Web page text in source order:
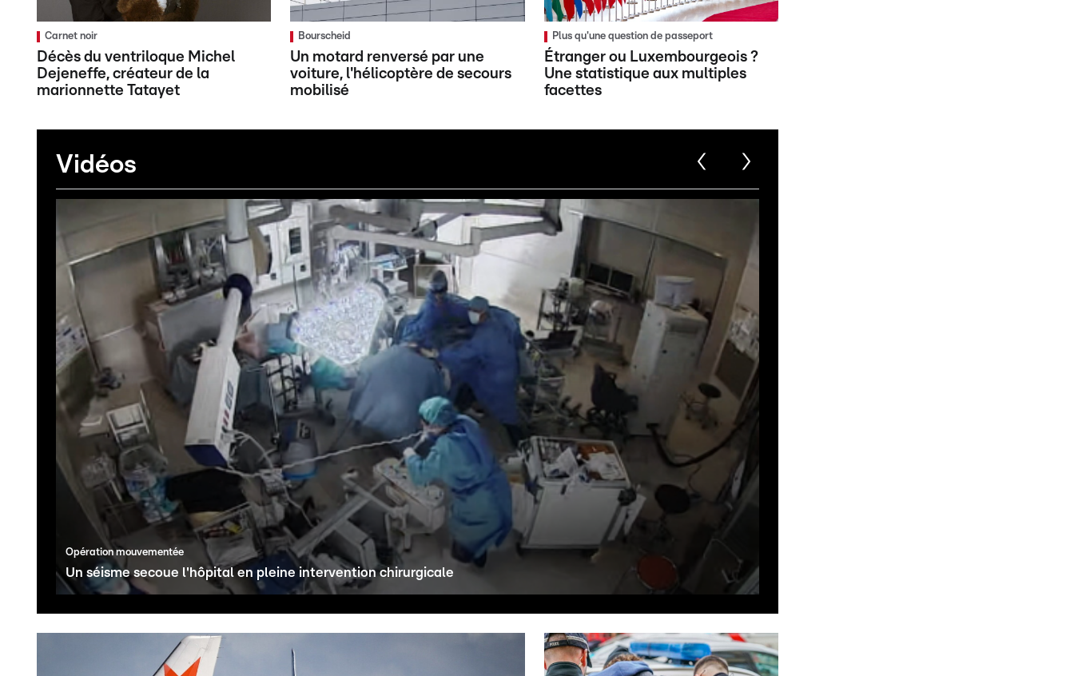
Carnet noir
Décès du ventriloque Michel
Dejeneffe, créateur de la
marionnette Tatayet
Bourscheid
Un motard renversé par une
voiture, l'hélicoptère de secours
mobilisé
Plus qu'une question de passeport
Étranger ou Luxembourgeois ?
Une statistique aux multiples
facettes
Vidéos
Opération mouvementée
Un séisme secoue l'hôpital en pleine intervention chirurgicale